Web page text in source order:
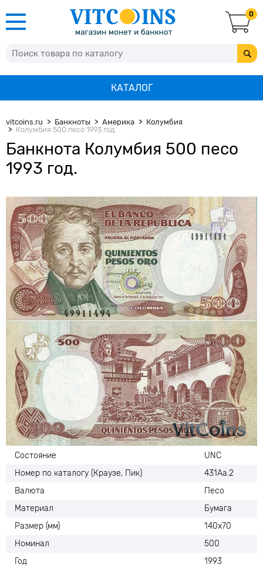
0
КАТАЛОГ
vitcoins.ru Банкноты Америка
Колумбия
Колумбия 500 песо 1993 год.
Банкнота Колумбия 500 песо
1993 год.
Состояние
UNC
Номер по каталогу (Краузе, Пик)
431Аа.2
Валюта
Песо
Материал
Бумага
Размер (мм)
140х70
Номинал
500
Год
1993